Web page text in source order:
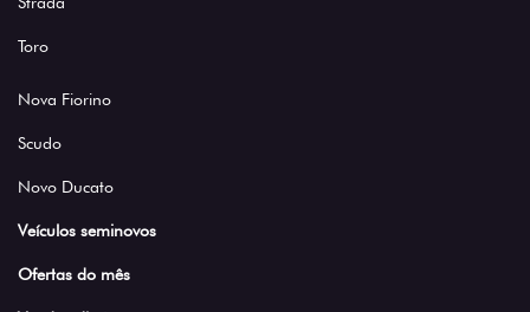
Toro
Nova Fiorino
Scudo
Novo Ducato
Veículos seminovos
Ofertas do mês